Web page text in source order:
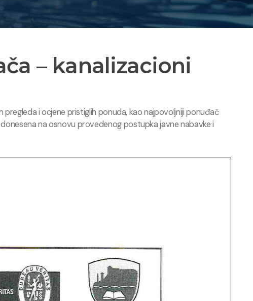
– kanalizacioni
pregleda i ocjene pristiglih ponuda, kao najpovoljniji ponuđač
na osnovu provedenog postupka javne nabavke i